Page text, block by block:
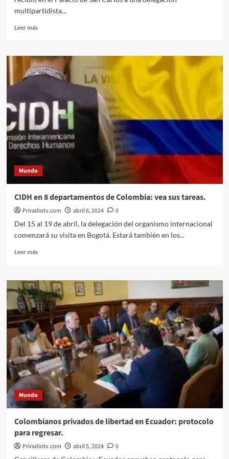
multipartidista...
Leer másLeer
Compromiso
de
Suiza
total
Colombia
Mundo
CIDH en 8 departamentos de Colombia: vea sus tareas.
Priradiotv.com abril 6, 2024
0
Del 15 al 19 de abril, la delegación del organismo internacional
comenzará su visita en Bogotá. Estará también en los...
Leer másLeer
CIDH
en
8
departamentos
de
Colombia:
vea
sus
tareas.
Mundo
Colombianos privados de libertad en Ecuador: protocolo
para regresar.
Priradiotv.com abril 5, 2024
0